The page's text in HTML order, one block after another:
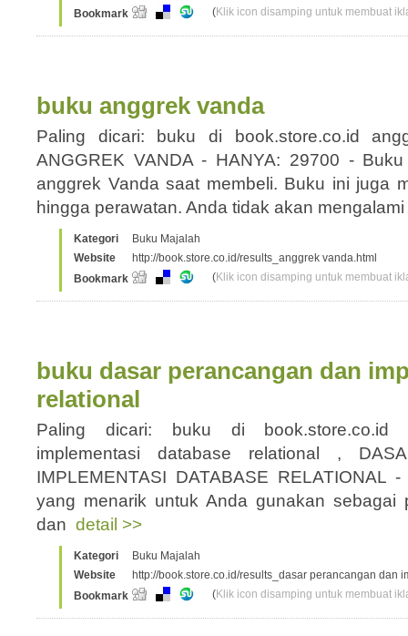
Bookmark
(Klik icon disamping untuk membuat
buku anggrek vanda
Paling dicari: buku di book.store.co.id
ANGGREK VANDA - HANYA: 29700 -
anggrek Vanda saat membeli. Buku ini juga
hingga perawatan. Anda tidak akan
Kategori
Buku Majalah
Website
http://book.store.co.id/results_anggrek vanda.html
Bookmark
(Klik icon disamping untuk membuat
buku dasar perancangan dan
relational
Paling dicari: buku di book.store.co.id
implementasi database relational ,
IMPLEMENTASI DATABASE RELATIONAL
yang menarik untuk Anda gunakan sebagai
dan detail >>
Kategori
Buku Majalah
Website
http://book.store.co.id/results_dasar perancangan dan
Bookmark
(Klik icon disamping untuk membuat